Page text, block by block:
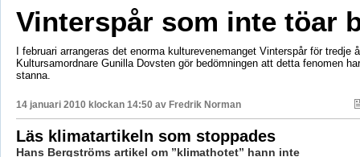
Vinterspår som inte töar
I februari arrangeras det enorma kulturevenemanget Vinterspår för tredje
Kultursamordnare Gunilla Dovsten gör bedömningen att detta fenomen
stanna.
14 januari 2010 klockan 14:50 av Fredrik Norman
Läs klimatartikeln som stoppades
Hans Bergströms artikel om ”klimathotet” hann inte